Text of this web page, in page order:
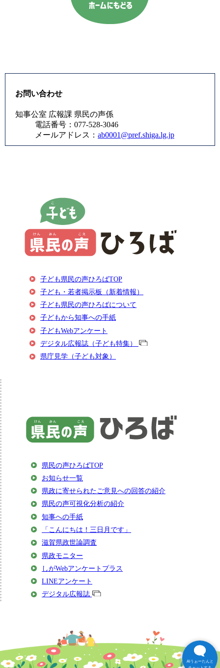
お問い合わせ
知事公室 広報課 県民の声係
電話番号：077-528-3046
メールアドレス： ab0001@pref.shiga.lg.jp
子ども県民の声ひろばTOP
子ども・若者掲示板（新着情報）
子ども県民の声ひろばについて
子どもから知事への手紙
子どもWebアンケート
デジタル広報誌（子ども特集）
県庁見学（子ども対象）
県民の声ひろばTOP
お知らせ一覧
県政に寄せられたご意見への回答の紹介
県民の声可視化分析の紹介
知事への手紙
「こんにちは！三日月です」
滋賀県政世論調査
県政モニター
しがWebアンケートプラス
LINEアンケート
デジタル広報誌
AIうぉーたんと